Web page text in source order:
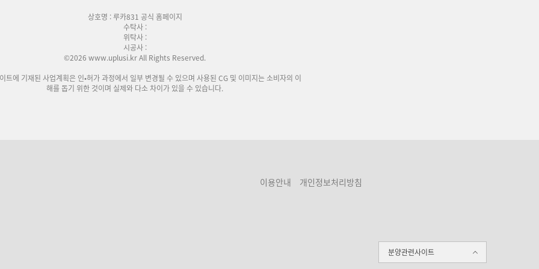
상호명 : 루카831 공식 홈페이지
수탁사 :
위탁사 :
시공사 :
©2026 www.uplusi.kr All Rights Reserved.
트에 기재된 사업계획은 인•허가 과정에서 일부 변경될 수 있으며 사용된 CG 및 이미지는 소비자의 이
해를 돕기 위한 것이며 실제와 다소 차이가 있을 수 있습니다.
이용안내 개인정보처리방침
분양관련사이트